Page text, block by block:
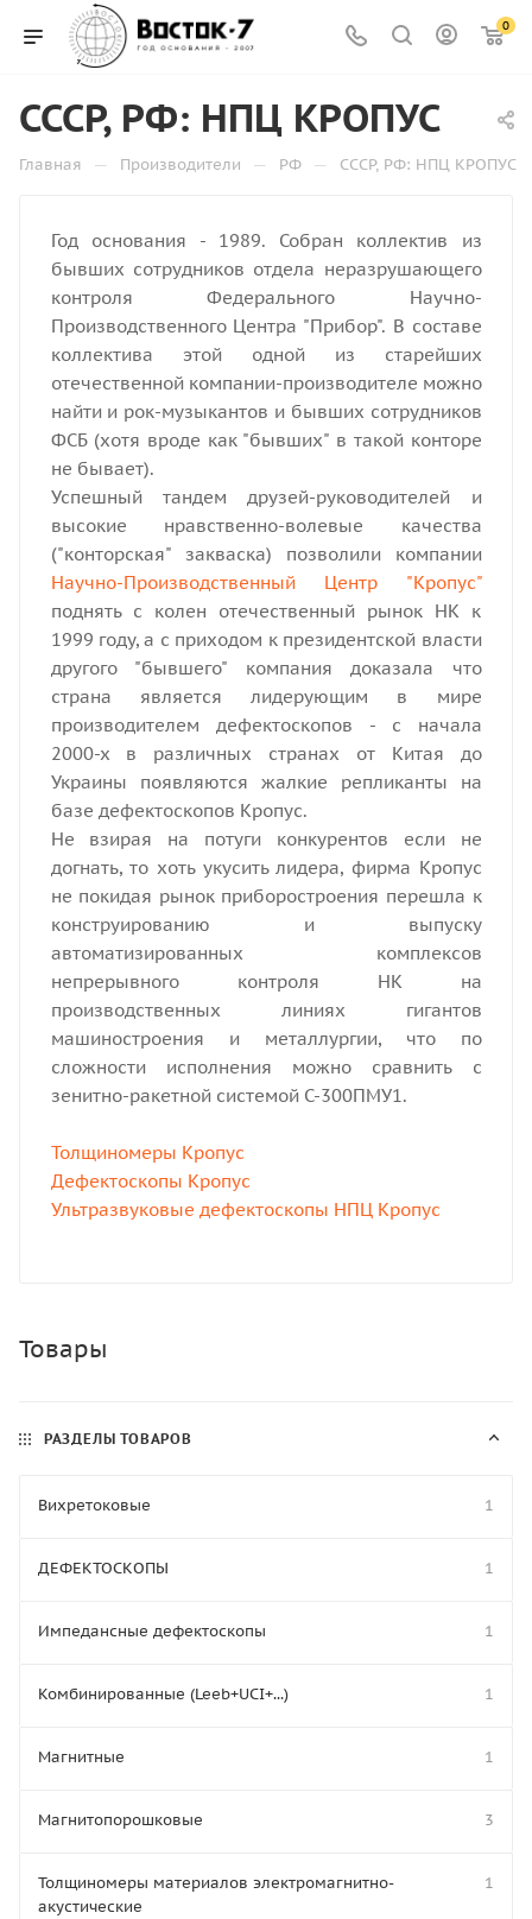
0
СССР, РФ: НПЦ КРОПУС
Главная — Производители — РФ — СССР, РФ: НПЦ КРОПУС
Год основания - 1989. Собран коллектив из
бывших сотрудников отдела неразрушающего
контроля Федерального Научно-
Производственного Центра "Прибор". В составе
коллектива этой одной из старейших
отечественной компании-производителе можно
найти и рок-музыкантов и бывших сотрудников
ФСБ (хотя вроде как "бывших" в такой конторе
не бывает).
Успешный тандем друзей-руководителей и
высокие нравственно-волевые качества
("конторская" закваска) позволили компании
Научно-Производственный Центр "Кропус"
поднять с колен отечественный рынок НК к
1999 году, а с приходом к президентской власти
другого "бывшего" компания доказала что
страна является лидерующим в мире
производителем дефектоскопов - с начала
2000-х в различных странах от Китая до
Украины появляются жалкие репликанты на
базе дефектоскопов Кропус.
Не взирая на потуги конкурентов если не
догнать, то хоть укусить лидера, фирма Кропус
не покидая рынок приборостроения перешла к
конструированию и выпуску
автоматизированных комплексов
непрерывного контроля НК на
производственных линиях гигантов
машиностроения и металлургии, что по
сложности исполнения можно сравнить с
зенитно-ракетной системой С-300ПМУ1.
Толщиномеры Кропус
Дефектоскопы Кропус
Ультразвуковые дефектоскопы НПЦ Кропус
Товары
РАЗДЕЛЫ ТОВАРОВ
Вихретоковые 1
ДЕФЕКТОСКОПЫ 1
Импедансные дефектоскопы 1
Комбинированные (Leeb+UCI+...) 1
Магнитные 1
Магнитопорошковые 3
Толщиномеры материалов электромагнитно-
акустические
1